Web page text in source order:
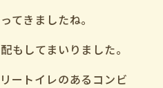
てきましたね。
もしてまいりました。
ートイレのあるコンビ